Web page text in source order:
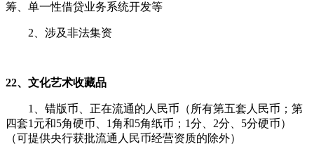
筹、单一性借贷业务系统开发等
2、涉及非法集资
22、文化艺术收藏品
1、错版币、正在流通的人民币（所有第五套人民币；第
四套1元和5角硬币、1角和5角纸币；1分、2分、5分硬币）
（可提供央行获批流通人民币经营资质的除外）